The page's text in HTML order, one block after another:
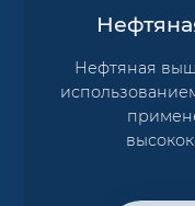
Нефтяная